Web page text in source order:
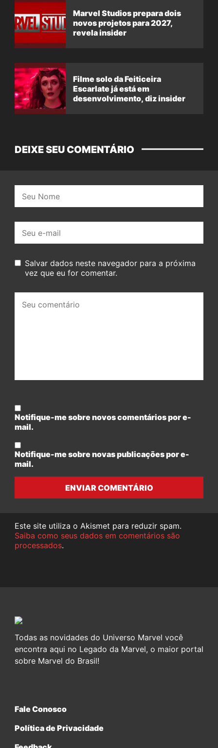
Marvel Studios prepara dois
novos projetos para 2027,
revela insider
Filme solo da Feiticeira
Escarlate já está em
desenvolvimento, diz insider
DEIXE SEU COMENTÁRIO
mail:
Salvar dados neste navegador para a próxima
vez que eu for comentar.
comentário:
Notifique-me sobre novos comentários por e-
mail.
Notifique-me sobre novas publicações por e-
mail.
ENVIAR COMENTÁRIO
Este site utiliza o Akismet para reduzir spam.
Saiba como seus dados em comentários são
processados.
Todas as novidades do Universo Marvel você
encontra aqui no Legado da Marvel, o maior portal
sobre Marvel do Brasil!
Fale Conosco
Política de Privacidade